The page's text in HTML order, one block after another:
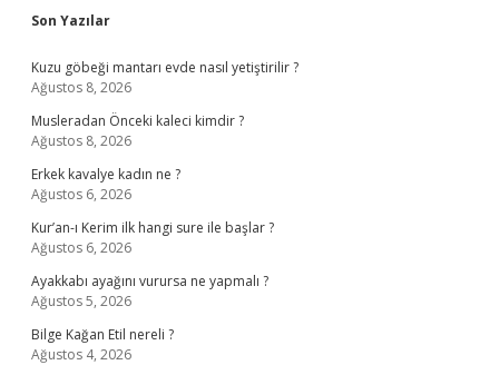
Sidebar
Son Yazılar
Kuzu göbeği mantarı evde nasıl yetiştirilir ?
Ağustos 8, 2026
Musleradan Önceki kaleci kimdir ?
Ağustos 8, 2026
Erkek kavalye kadın ne ?
Ağustos 6, 2026
Kur’an-ı Kerim ilk hangi sure ile başlar ?
Ağustos 6, 2026
Ayakkabı ayağını vurursa ne yapmalı ?
Ağustos 5, 2026
Bilge Kağan Etil nereli ?
Ağustos 4, 2026